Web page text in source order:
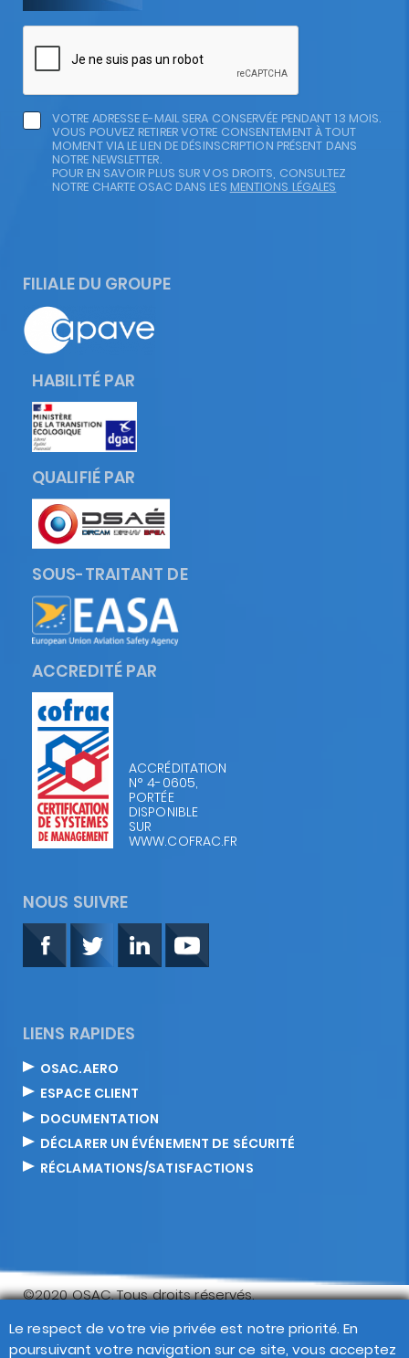
VOTRE ADRESSE E-MAIL SERA CONSERVÉE PENDANT 13 MOIS.
VOUS POUVEZ RETIRER VOTRE CONSENTEMENT À TOUT
MOMENT VIA LE LIEN DE DÉSINSCRIPTION PRÉSENT DANS
NOTRE NEWSLETTER.
POUR EN SAVOIR PLUS SUR VOS DROITS, CONSULTEZ
NOTRE CHARTE OSAC DANS LES MENTIONS LÉGALES
NOUS SUIVRE
FILIALE DU GROUPE
HABILITÉ PAR
QUALIFIÉ PAR
SOUS-TRAITANT DE
ACCREDITÉ PAR
ACCRÉDITATION
N° 4-0605,
PORTÉE
DISPONIBLE
SUR
WWW.COFRAC.FR
LIENS RAPIDES
OSAC.AERO
ESPACE CLIENT
DOCUMENTATION
DÉCLARER UN ÉVÉNEMENT DE SÉCURITÉ
RÉCLAMATIONS/SATISFACTIONS
©2020 OSAC. Tous droits réservés.
Footer
Recherche Contact FAQ
Réclamations
Politique de confidentialité
Mentions légales
Le respect de votre vie privée est notre priorité. En
poursuivant votre navigation sur ce site, vous acceptez